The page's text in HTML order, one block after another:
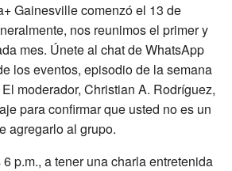
Gainesville comenzó el 13 de
nos reunimos el primer y
mes. Únete al chat de WhatsApp
los eventos, episodio de la semana
moderador, Christian A. Rodríguez,
para confirmar que usted no es un
agregarlo al grupo.
p.m., a tener una charla entretenida